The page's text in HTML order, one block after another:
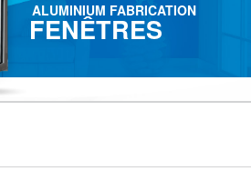
ALUMINIUM FABRICATION
FENÊTRES